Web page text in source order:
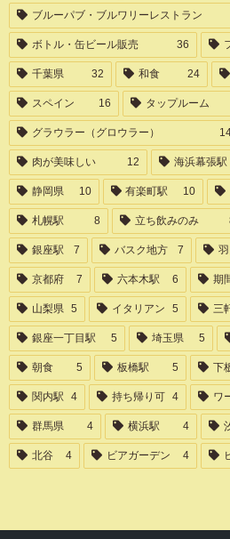
ブルーパブ・ブルワリーレストラン
ボトル・缶ビール販売 36
千葉県 32 和食 24
スペイン 16 タップルーム
グラウラー（グロウラー）
肉が美味しい 12 海浜幕張駅
静岡県 10 有楽町駅 10
札幌駅 8 立ち飲みのみ
銀座駅 7 バスク地方 7
京都府 7 六本木駅 6 期
山梨県 5 イタリアン 5 三
銀座一丁目駅 5 埼玉県 5
朝食 5 板橋駅 5 下
関内駅 4 持ち帰り可 4 ワ
群馬県 4 横浜駅 4
北谷 4 ビアガーデン 4